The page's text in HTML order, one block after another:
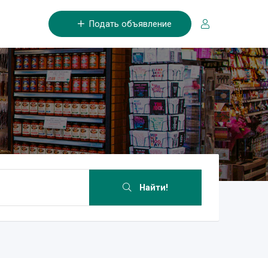
Подать объявление
Найти!